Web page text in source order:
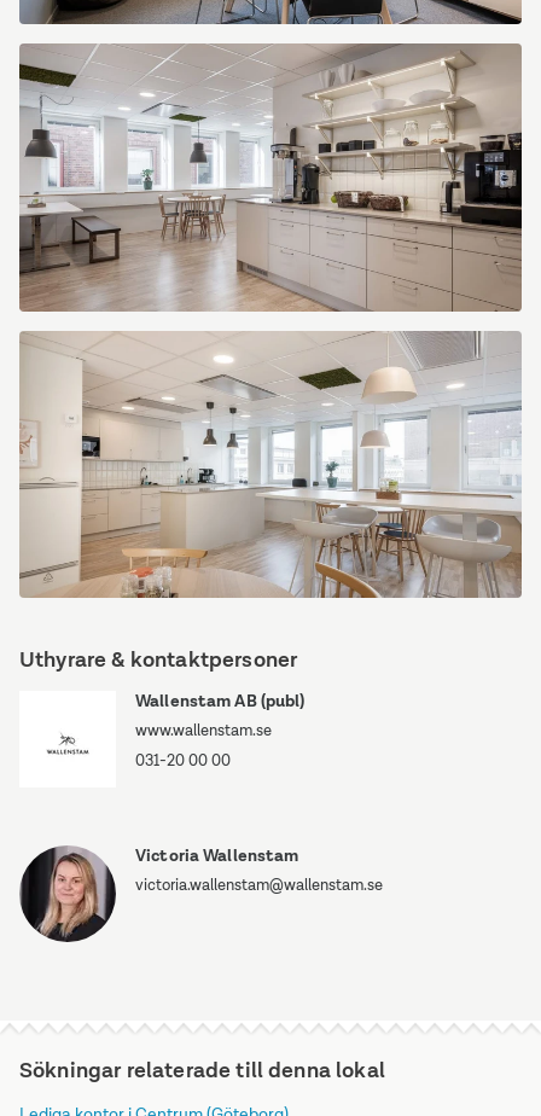
Kungsgatan
20
Kungsgatan
Uthyrare & kontaktpersoner
Wallenstam AB (publ)
www.wallenstam.se
031-20 00 00
Victoria Wallenstam
victoria.wallenstam@wallenstam.se
Sökningar relaterade till denna lokal